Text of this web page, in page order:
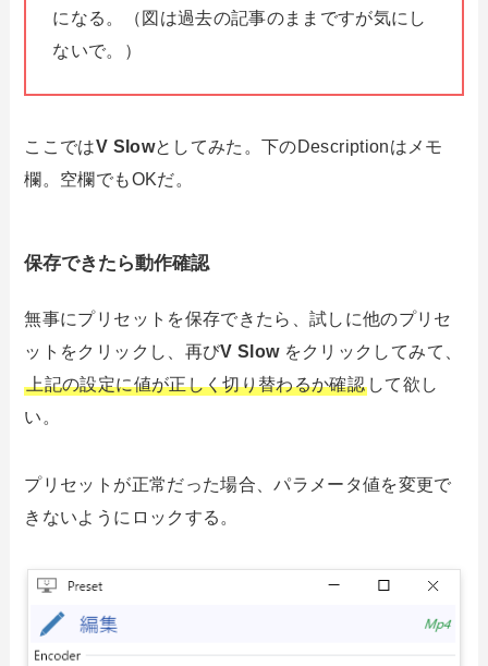
になる。（図は過去の記事のままですが気にし
ないで。）
ここではV Slowとしてみた。下のDescriptionはメモ
欄。空欄でもOKだ。
保存できたら動作確認
無事にプリセットを保存できたら、試しに他のプリセ
ットをクリックし、再びV Slow をクリックしてみて、
上記の設定に値が正しく切り替わるか確認 して欲し
い。
プリセットが正常だった場合、パラメータ値を変更で
きないようにロックする。